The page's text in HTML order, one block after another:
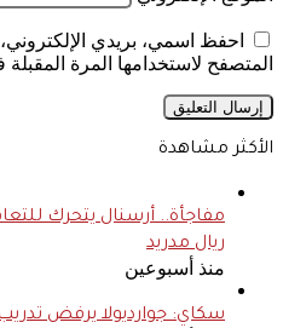
احفظ اسمي، بريدي
المتصفح لاستخدامها المرة
الأكثر مشاهدة
مفاجأة.. أرسنال يتحرك
ريال مدريد
منذ أسبوعين
سكاي: جوارديولا يرفض